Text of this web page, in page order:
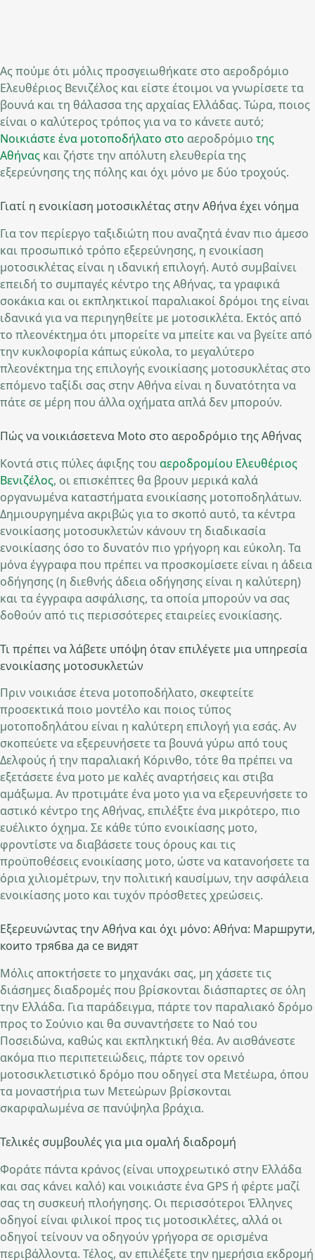
Ας πούμε ότι μόλις προσγειωθήκατε στο αεροδρόμιο
Ελευθέριος Βενιζέλος και είστε έτοιμοι να γνωρίσετε τα
βουνά και τη θάλασσα της αρχαίας Ελλάδας. Τώρα, ποιος
είναι ο καλύτερος τρόπος για να το κάνετε αυτό;
Νοικιάστε ένα μοτοποδήλατο στο αεροδρόμιο της
Αθήνας και ζήστε την απόλυτη ελευθερία της
εξερεύνησης της πόλης και όχι μόνο με δύο τροχούς.
Γιατί η ενοικίαση μοτοσικλέτας στην Αθήνα έχει νόημα
Για τον περίεργο ταξιδιώτη που αναζητά έναν πιο άμεσο
και προσωπικό τρόπο εξερεύνησης, η ενοικίαση
μοτοσικλέτας είναι η ιδανική επιλογή. Αυτό συμβαίνει
επειδή το συμπαγές κέντρο της Αθήνας, τα γραφικά
σοκάκια και οι εκπληκτικοί παραλιακοί δρόμοι της είναι
ιδανικά για να περιηγηθείτε με μοτοσικλέτα. Εκτός από
το πλεονέκτημα ότι μπορείτε να μπείτε και να βγείτε από
την κυκλοφορία κάπως εύκολα, το μεγαλύτερο
πλεονέκτημα της επιλογής ενοικίασης μοτοσυκλέτας στο
επόμενο ταξίδι σας στην Αθήνα είναι η δυνατότητα να
πάτε σε μέρη που άλλα οχήματα απλά δεν μπορούν.
Πώς να νοικιάσετενα Moto στο αεροδρόμιο της Αθήνας
Κοντά στις πύλες άφιξης του αεροδρομίου Ελευθέριος
Βενιζέλος, οι επισκέπτες θα βρουν μερικά καλά
οργανωμένα καταστήματα ενοικίασης μοτοποδηλάτων.
Δημιουργημένα ακριβώς για το σκοπό αυτό, τα κέντρα
ενοικίασης μοτοσυκλετών κάνουν τη διαδικασία
ενοικίασης όσο το δυνατόν πιο γρήγορη και εύκολη. Τα
μόνα έγγραφα που πρέπει να προσκομίσετε είναι η άδεια
οδήγησης (η διεθνής άδεια οδήγησης είναι η καλύτερη)
και τα έγγραφα ασφάλισης, τα οποία μπορούν να σας
δοθούν από τις περισσότερες εταιρείες ενοικίασης.
Τι πρέπει να λάβετε υπόψη όταν επιλέγετε μια υπηρεσία
ενοικίασης μοτοσυκλετών
Πριν νοικιάσε έτενα μοτοποδήλατο, σκεφτείτε
προσεκτικά ποιο μοντέλο και ποιος τύπος
μοτοποδηλάτου είναι η καλύτερη επιλογή για εσάς. Αν
σκοπεύετε να εξερευνήσετε τα βουνά γύρω από τους
Δελφούς ή την παραλιακή Κόρινθο, τότε θα πρέπει να
εξετάσετε ένα μοτο με καλές αναρτήσεις και στιβα
αμάξωμα. Αν προτιμάτε ένα μοτο για να εξερευνήσετε το
αστικό κέντρο της Αθήνας, επιλέξτε ένα μικρότερο, πιο
ευέλικτο όχημα. Σε κάθε τύπο ενοικίασης μοτο,
φροντίστε να διαβάσετε τους όρους και τις
προϋποθέσεις ενοικίασης μοτο, ώστε να κατανοήσετε τα
όρια χιλιομέτρων, την πολιτική καυσίμων, την ασφάλεια
ενοικίασης μοτο και τυχόν πρόσθετες χρεώσεις.
Εξερευνώντας την Αθήνα και όχι μόνο: Αθήνα: Маршрути,
които трябва да се видят
Μόλις αποκτήσετε το μηχανάκι σας, μη χάσετε τις
διάσημες διαδρομές που βρίσκονται διάσπαρτες σε όλη
την Ελλάδα. Για παράδειγμα, πάρτε τον παραλιακό δρόμο
προς το Σούνιο και θα συναντήσετε το Ναό του
Ποσειδώνα, καθώς και εκπληκτική θέα. Αν αισθάνεστε
ακόμα πιο περιπετειώδεις, πάρτε τον ορεινό
μοτοσικλετιστικό δρόμο που οδηγεί στα Μετέωρα, όπου
τα μοναστήρια των Μετεώρων βρίσκονται
σκαρφαλωμένα σε πανύψηλα βράχια.
Τελικές συμβουλές για μια ομαλή διαδρομή
Φοράτε πάντα κράνος (είναι υποχρεωτικό στην Ελλάδα
και σας κάνει καλό) και νοικιάστε ένα GPS ή φέρτε μαζί
σας τη συσκευή πλοήγησης. Οι περισσότεροι Έλληνες
οδηγοί είναι φιλικοί προς τις μοτοσικλέτες, αλλά οι
οδηγοί τείνουν να οδηγούν γρήγορα σε ορισμένα
περιβάλλοντα. Τέλος, αν επιλέξετε την ημερήσια εκδρομή